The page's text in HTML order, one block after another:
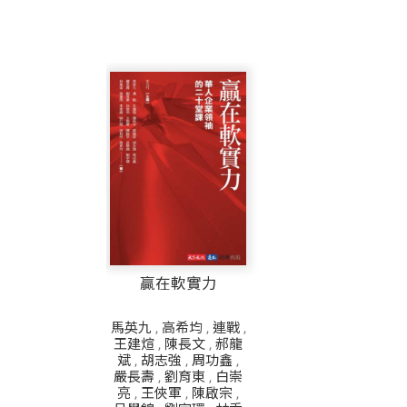
贏在軟實力
馬英九 , 高希均, 連戰,
王建煊 , 陳長文 , 郝龍
斌 , 胡志強 , 周功鑫 ,
嚴長壽 , 劉育東 , 白崇
亮 , 王俠軍 , 陳啟宗 ,